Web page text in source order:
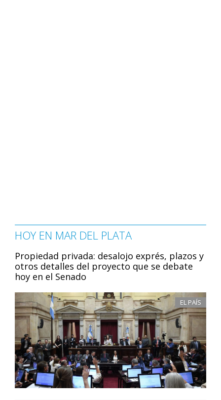
HOY EN MAR DEL PLATA
Propiedad privada: desalojo exprés, plazos y
otros detalles del proyecto que se debate
hoy en el Senado
EL PAÍS